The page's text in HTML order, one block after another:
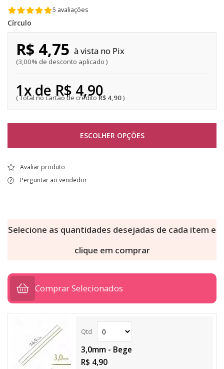
5 avaliações
Círculo
R$ 4,90
1x de R$ 4,90
R$ 4,75
3,00% de desconto aplicado
Pix
ESCOLHER OPÇÕES
Avaliar produto
Perguntar ao vendedor
Selecione as quantidades desejadas de cada item e
clique em comprar
Comprar Selecionados
3,0mm - Bege
R$ 4,90